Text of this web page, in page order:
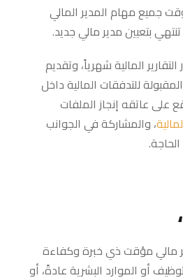
جميع مهام المدير المالي
بتعيين مدير مالي جديد.
المالية شهرياً، وتقديم
للتدفقات المالية داخل
على عاتقه إنجاز الملفات
، والمشاركة في الجوانب
مالي مؤقت ذي خبرة وكفاءة
أو الموارد البشرية عادةً، أو